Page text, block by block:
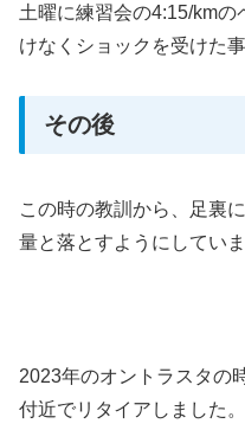
土曜に練習会の4:15/km
けなくショックを受けた
その後
この時の教訓から、足裏
量と落とすようにしていま
2023年のオントラスタの
付近でリタイアしました。